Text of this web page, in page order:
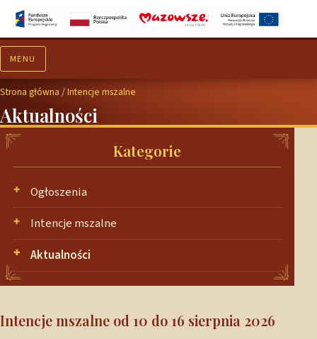
MENU
Strona główna /Intencje mszalne
Aktualności
Kategorie
Ogłoszenia
Intencje mszalne
Aktualności
Intencje mszalne od 10 do 16 sierpnia 2026